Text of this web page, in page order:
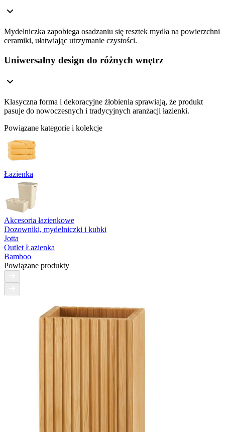
Mydelniczka zapobiega osadzaniu się resztek mydła na powierzchni
ceramiki, ułatwiając utrzymanie czystości.
Uniwersalny design do różnych wnętrz
Klasyczna forma i dekoracyjne żłobienia sprawiają, że produkt
pasuje do nowoczesnych i tradycyjnych aranżacji łazienki.
Powiązane kategorie i kolekcje
Łazienka
Akcesoria łazienkowe
Dozowniki, mydelniczki i kubki
Jotta
Outlet Łazienka
Bamboo
Powiązane produkty